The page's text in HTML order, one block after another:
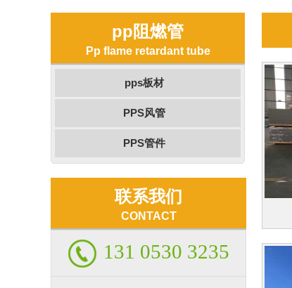
pp阻燃管
Pp flame retardant tube
pps板材
PPS风管
PPS管件
联系我们
CONTACT
131 0530 3235